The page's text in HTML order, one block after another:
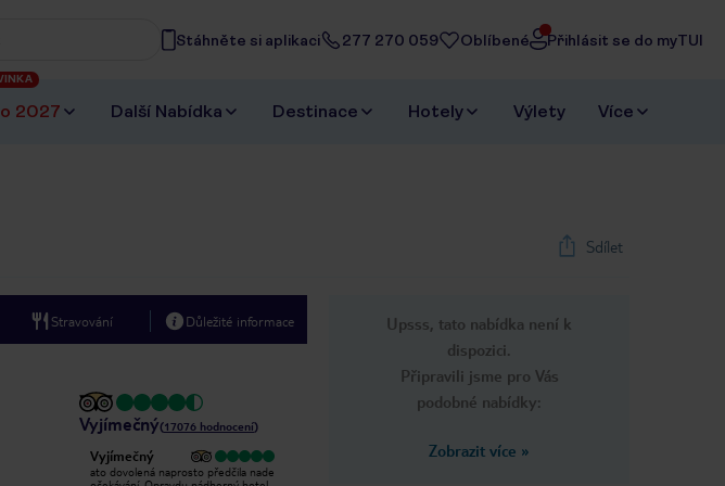
szukasz
Stáhněte si aplikaci 277 270 059 Oblíbené Přihlásit se do myTUI
2027 Další Nabídka Destinace Hotely Výlety Více
Sdílet
Upsss, tato nabídka není k
dispozici.
Připravili jsme pro Vás
podobné nabídky:
Zobrazit více »
Stravování Důležité informace
Vyjímečný(17076 hodnocení)
Vyjímečný
ato dovolená naprosto předčila nade
Vyjímečný